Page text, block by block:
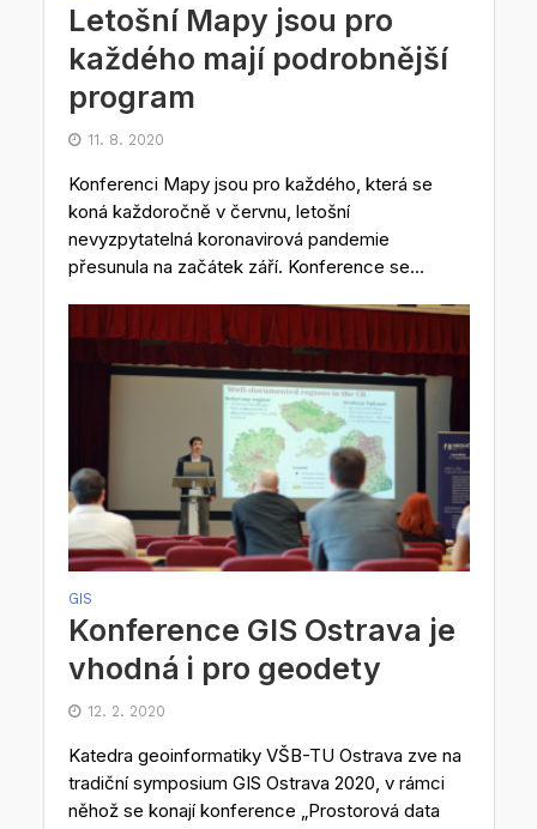
Letošní Mapy jsou pro
každého mají podrobnější
program
11. 8. 2020
Konferenci Mapy jsou pro každého, která se
koná každoročně v červnu, letošní
nevyzpytatelná koronavirová pandemie
přesunula na začátek září. Konference se...
GIS
Konference GIS Ostrava je
vhodná i pro geodety
12. 2. 2020
Katedra geoinformatiky VŠB-TU Ostrava zve na
tradiční symposium GIS Ostrava 2020, v rámci
něhož se konají konference „Prostorová data